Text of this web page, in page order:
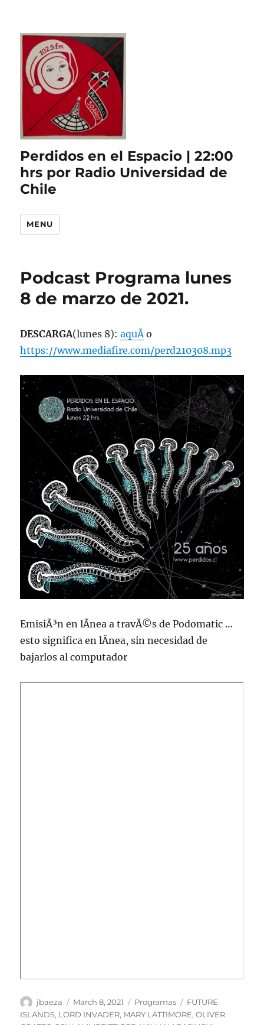
Perdidos en el Espacio | 22:00
hrs por Radio Universidad de
Chile
MENU
Podcast Programa lunes
8 de marzo de 2021.
DESCARGA(lunes 8):aquÃ­o
https://www.mediafire.com/perd210308.mp3
EmisiÃ³n en lÃ­nea a travÃ©s de Podomatic …
esto significa en lÃ­nea, sin necesidad de
bajarlos al computador
Author
jbaeza
Posted
on
March 8, 2021 Categories
Programas Tags
FUTURE
ISLANDS, LORD INVADER, MARY LATTIMORE,OLIVER